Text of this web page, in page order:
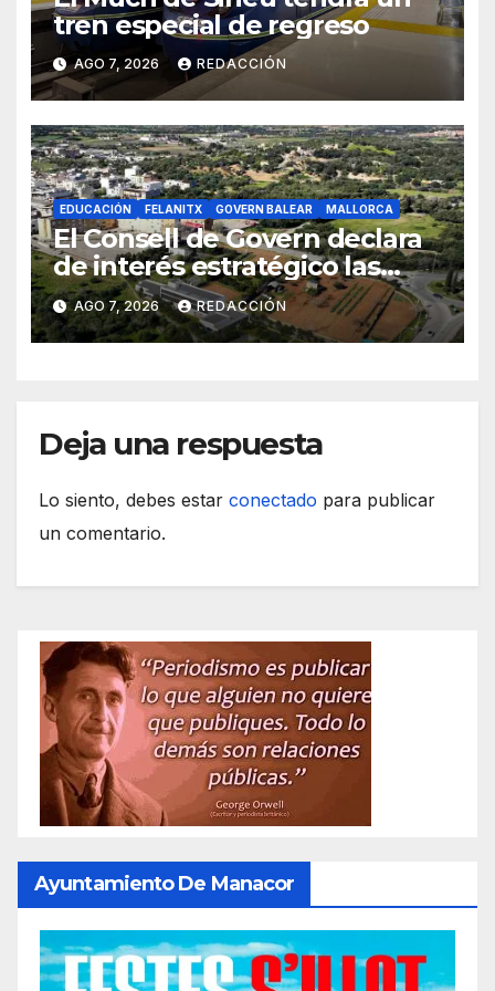
tren especial de regreso
AGO 7, 2026 REDACCIÓN
EDUCACIÓN FELANITX GOVERN BALEAR MALLORCA
El Consell de Govern declara
de interés estratégico las
obras de acceso al nuevo
CEIP de Felanitx
AGO 7, 2026 REDACCIÓN
Deja una respuesta
Lo siento, debes estar conectado para publicar
un comentario.
Ayuntamiento De Manacor